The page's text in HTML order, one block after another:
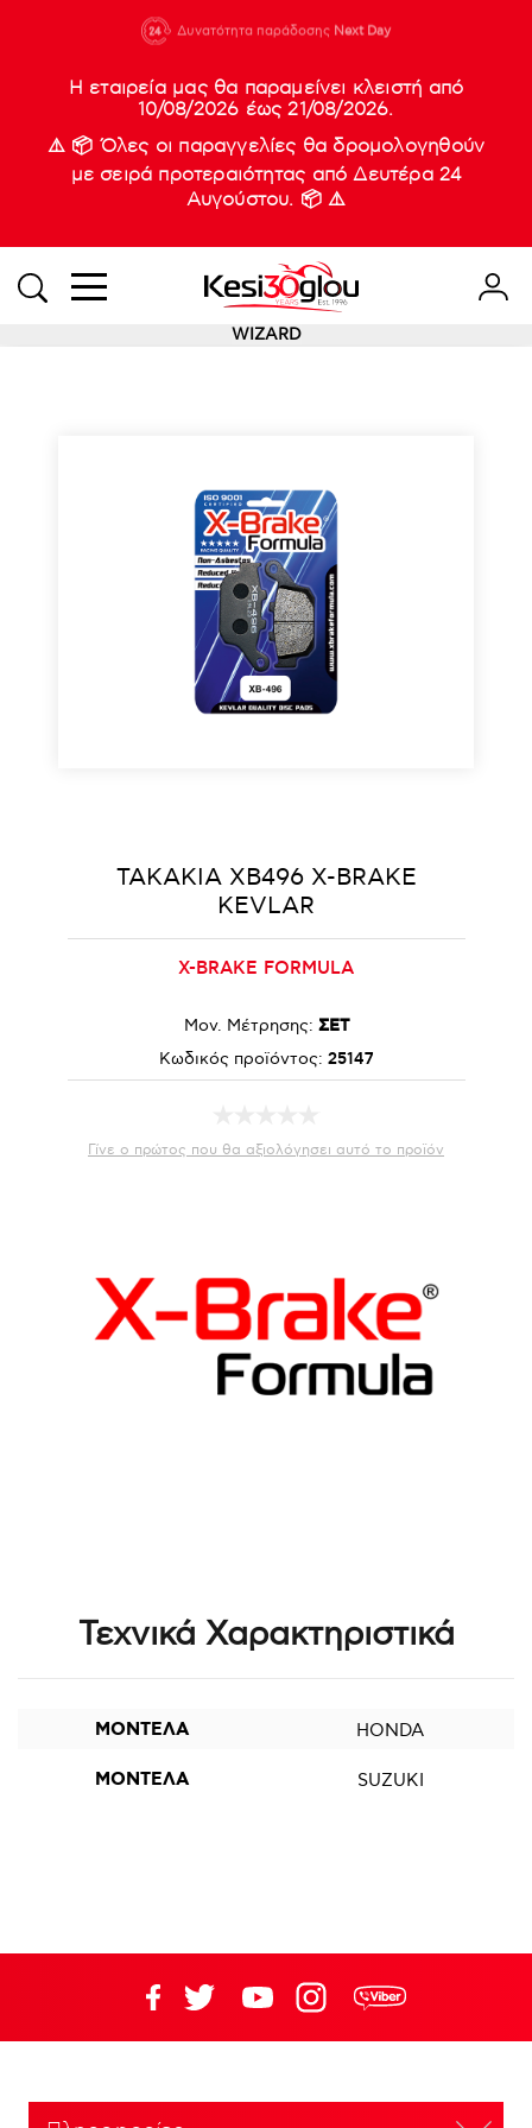
210 88 21
933
Δυνατότητα παράδοσης Next Day
Νέες
Η εταιρεία μας θα παραμείνει κλειστή από
10/08/2026 έως 21/08/2026.
⚠️ 📦 Όλες οι παραγγελίες θα δρομολογηθούν
με σειρά προτεραιότητας από Δευτέρα 24
Αυγούστου. 📦 ⚠️
WIZARD
ΤΑΚΑΚΙΑ XB496 X-BRAKE
KEVLAR
X-BRAKE FORMULA
Μον. Μέτρησης: ΣΕΤ
Κωδικός προϊόντος: 25147
Γίνε ο πρώτος που θα αξιολόγησει αυτό το προϊόν
Τεχνικά Χαρακτηριστικά
ΜΟΝΤΕΛΑ HONDA
ΜΟΝΤΕΛΑ SUZUKI